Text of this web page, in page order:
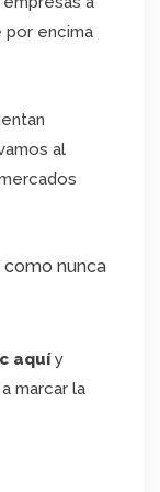
por encima
al
como nunca
aquí y
marcar la